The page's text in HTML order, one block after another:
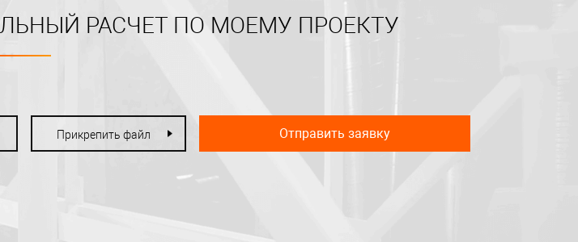
РАСЧЕТ ПО МОЕМУ ПРОЕКТУ
Прикрепить файл Отправить заявку